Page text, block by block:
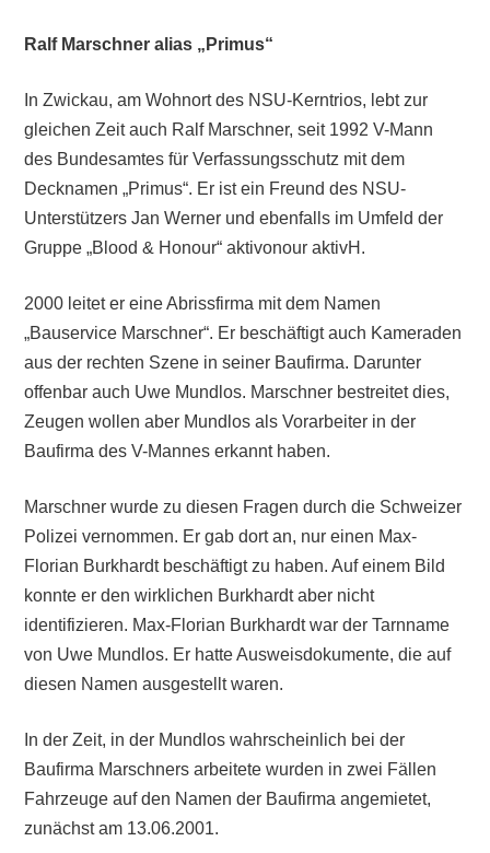
Ralf Marschner alias „Primus“
In Zwickau, am Wohnort des NSU-Kerntrios, lebt zur
gleichen Zeit auch Ralf Marschner, seit 1992 V-Mann
des Bundesamtes für Verfassungsschutz mit dem
Decknamen „Primus“. Er ist ein Freund des NSU-
Unterstützers Jan Werner und ebenfalls im Umfeld der
Gruppe „Blood & Honour“ aktivonour aktivH.
2000 leitet er eine Abrissfirma mit dem Namen
„Bauservice Marschner“. Er beschäftigt auch Kameraden
aus der rechten Szene in seiner Baufirma. Darunter
offenbar auch Uwe Mundlos. Marschner bestreitet dies,
Zeugen wollen aber Mundlos als Vorarbeiter in der
Baufirma des V-Mannes erkannt haben.
Marschner wurde zu diesen Fragen durch die Schweizer
Polizei vernommen. Er gab dort an, nur einen Max-
Florian Burkhardt beschäftigt zu haben. Auf einem Bild
konnte er den wirklichen Burkhardt aber nicht
identifizieren. Max-Florian Burkhardt war der Tarnname
von Uwe Mundlos. Er hatte Ausweisdokumente, die auf
diesen Namen ausgestellt waren.
In der Zeit, in der Mundlos wahrscheinlich bei der
Baufirma Marschners arbeitete wurden in zwei Fällen
Fahrzeuge auf den Namen der Baufirma angemietet,
zunächst am 13.06.2001.